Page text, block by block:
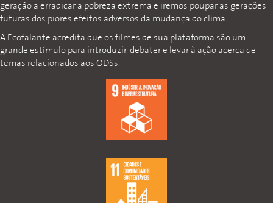
geração a erradicar a pobreza extrema e iremos poupar as gerações
futuras dos piores efeitos adversos da mudança do clima.
A Ecofalante acredita que os filmes de sua plataforma são um
grande estímulo para introduzir, debater e levar à ação acerca de
temas relacionados aos ODSs.